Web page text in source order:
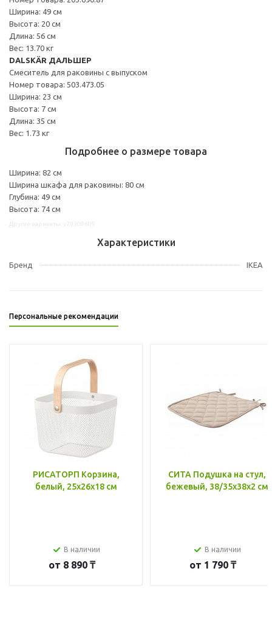
Ширина: 49 см
Высота: 20 см
Длина: 56 см
Вес: 13.70 кг
DALSKÄR ДАЛЬШЕР
Смеситель для раковины с выпуском
Номер товара: 503.473.05
Ширина: 23 см
Высота: 7 см
Длина: 35 см
Вес: 1.73 кг
Подробнее о размере товара
Ширина: 82 см
Ширина шкафа для раковины: 80 см
Глубина: 49 см
Высота: 74 см
Характеристики
Бренд IKEA
Персональные рекомендации
РИСАТОРП Корзина,
белый, 25x26x18 см
В наличии
от 8 890 ₸
СИТА Подушка на стул,
бежевый, 38/35x38x2 см
В наличии
от 1 790 ₸